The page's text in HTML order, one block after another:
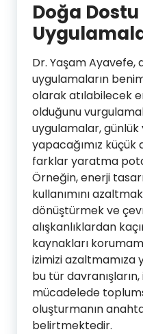
Doğa Dostu
Dr. Yaşam Ayavefe,
uygulamaların
olarak atılabilecek
olduğunu
uygulamalar, günlük
yapacağımız
farklar yaratma
Örneğin, enerji
kullanımını
dönüştürmek ve
alışkanlıklardan
kaynakları
izimizi azaltmamıza
bu tür
mücadelede
oluşturmanın
belirtmektedir.